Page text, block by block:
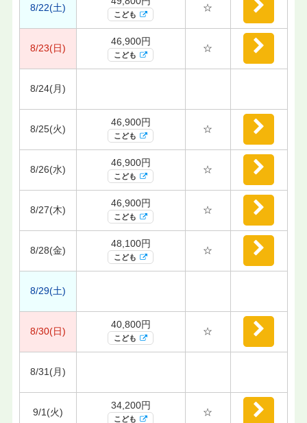
8/22(土)
こども
☆
8/23(日)
46,900円
こども
☆
8/24(月)
8/25(火)
46,900円
こども
☆
8/26(水)
46,900円
こども
☆
8/27(木)
46,900円
こども
☆
8/28(金)
48,100円
こども
☆
8/29(土)
8/30(日)
40,800円
こども
☆
8/31(月)
9/1(火)
34,200円
こども
☆